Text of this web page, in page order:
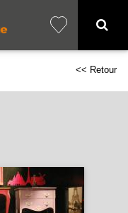
<< Retour